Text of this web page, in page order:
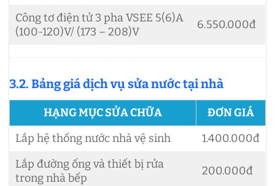
Công tơ điện tử 3 pha VSEE 5(6)A
(100-120)V/ (173 – 208)V
6.550.000đ
3.2. Bảng giá dịch vụ sửa nước tại nhà
HẠNG MỤC SỬA CHỮA
ĐƠN GIÁ
Lắp hệ thống nước nhà vệ sinh
1.400.000đ
Lắp đường ống và thiết bị rửa
trong nhà bếp
200.000đ